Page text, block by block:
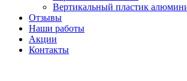
Вертикальный пластик
Отзывы
Наши работы
Акции
Контакты